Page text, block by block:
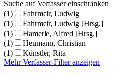
Suche auf Verfasser einschränken
(1)
Fahrmeir, Ludwig
(1)
Fahrmeir, Ludwig [Hrsg.]
(1)
Hamerle, Alfred [Hrsg.]
(1)
Heumann, Christian
(1)
Künstler, Rita
Mehr Verfasser-Filter anzeigen